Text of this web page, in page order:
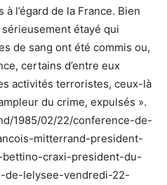
l’égard de la France. Bien
étayé qui
de sang ont été commis ou,
certains d’entre eux
activités terroristes, ceux-là
du crime, expulsés ».
1985/02/22/conference-de-
mitterrand-president-
craxi-president-du-
de-lelysee-vendredi-22-